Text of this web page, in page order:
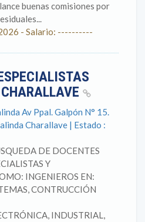
buenas comisiones por
- Salario: ----------
Av Ppal. Galpón N° 15.
Charallave | Estado :
DE DOCENTES
Y
INGENIEROS EN:
CONTRUCCIÓN
INDUSTRIAL,